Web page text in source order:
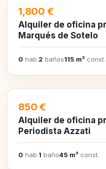
EN ALQUILER
1,800 €
Alquiler de oficina
Marqués de Sotelo
0 hab.2 baños115 m² const.
EN ALQUILER
850 €
Alquiler de oficina
Periodista Azzati
0 hab.1 baño45 m² const.